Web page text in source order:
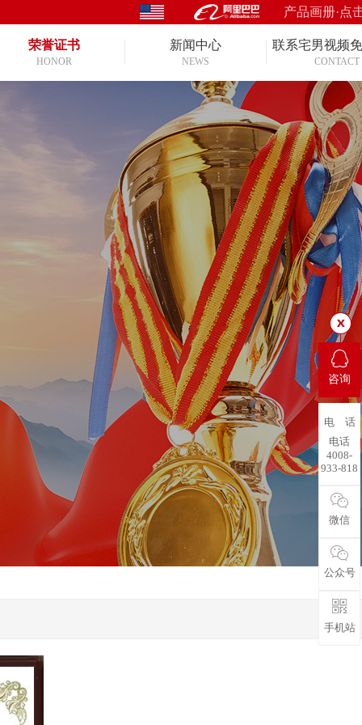
产品画册·点
荣誉证书
HONOR
新闻中心
NEWS
联系宅男视频
CONTACT
咨询
电 话
电话
4008-
933-818
微信
公众号
手机站